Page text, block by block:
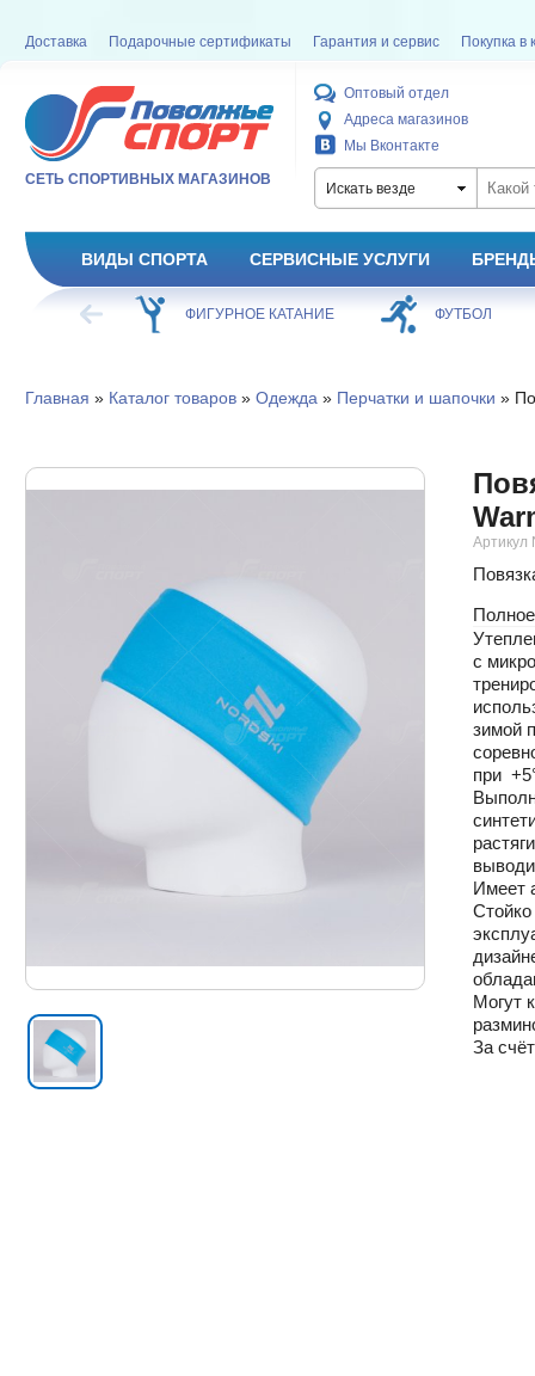
Доставка Подарочные сертификаты Гарантия и сервис Покупка в
СЕТЬ СПОРТИВНЫХ МАГАЗИНОВ
Оптовый отдел
Адреса магазинов
Мы Вконтакте
Искать везде
ВИДЫ СПОРТА СЕРВИСНЫЕ УСЛУГИ
ХОККЕЙ ФИГУРНОЕ КАТАНИЕ ФУТБОЛ
Главная » Каталог товаров» Одежда » Перчатки и шапочки »
Артикул
с
зимой
при
Имеет
Могут
За